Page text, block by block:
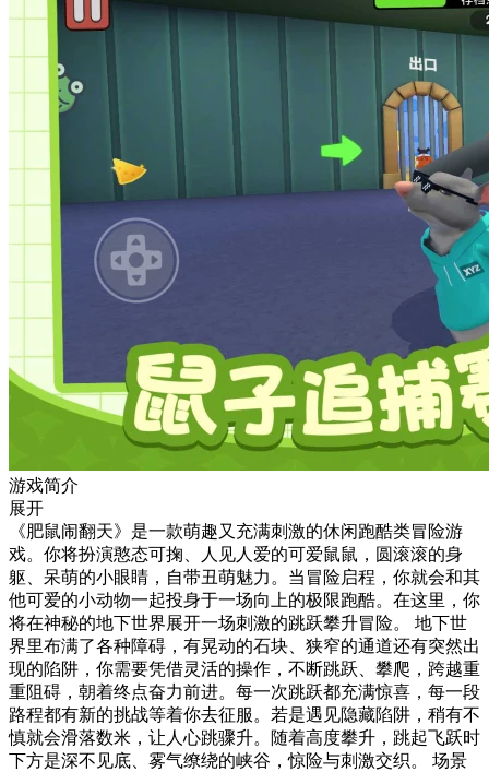
游戏简介
展开
《肥鼠闹翻天》是一款萌趣又充满刺激的休闲跑酷类冒险游
戏。你将扮演憨态可掬、人见人爱的可爱鼠鼠，圆滚滚的身
躯、呆萌的小眼睛，自带丑萌魅力。当冒险启程，你就会和其
他可爱的小动物一起投身于一场向上的极限跑酷。在这里，你
将在神秘的地下世界展开一场刺激的跳跃攀升冒险。 地下世
界里布满了各种障碍，有晃动的石块、狭窄的通道还有突然出
现的陷阱，你需要凭借灵活的操作，不断跳跃、攀爬，跨越重
重阻碍，朝着终点奋力前进。每一次跳跃都充满惊喜，每一段
路程都有新的挑战等着你去征服。若是遇见隐藏陷阱，稍有不
慎就会滑落数米，让人心跳骤升。随着高度攀升，跳起飞跃时
下方是深不见底、雾气缭绕的峡谷，惊险与刺激交织。 场景